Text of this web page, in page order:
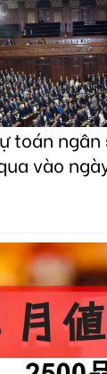
toán
vào